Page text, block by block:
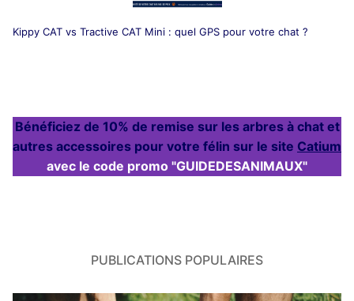
Kippy CAT vs Tractive CAT Mini : quel GPS pour votre chat ?
Bénéficiez de 10% de remise sur les arbres à chat et
autres accessoires pour votre félin sur le site Catium
avec le code promo "GUIDEDESANIMAUX"
PUBLICATIONS POPULAIRES